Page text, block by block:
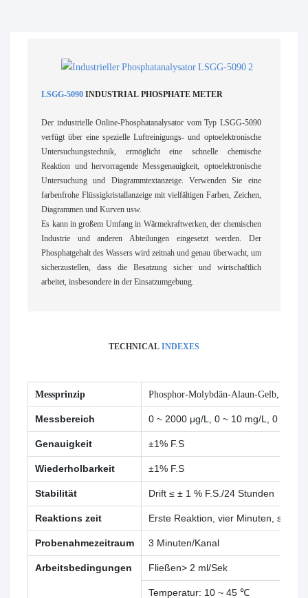
LSGG-5090INDUSTRIAL PHOSPHATE METER
Der industrielle Online-Phosphatanalysator vom Typ LSGG-5090
verfügt über eine spezielle Luftreinigungs- und optoelektronische
Untersuchungstechnik, ermöglicht eine schnelle chemische
Reaktion und hervorragende Messgenauigkeit, optoelektronische
Untersuchung und Diagrammtextanzeige. Verwenden Sie eine
farbenfrohe Flüssigkristallanzeige mit vielfältigen Farben, Zeichen,
Diagrammen und Kurven usw.
Es kann in großem Umfang in Wärmekraftwerken, der chemischen
Industrie und anderen Abteilungen eingesetzt werden. Der
Phosphatgehalt des Wassers wird zeitnah und genau überwacht, um
sicherzustellen, dass die Besatzung sicher und wirtschaftlich
arbeitet, insbesondere in der Einsatzumgebung.
TECHNICAL INDEXES
Messprinzip Phosphor-Molybdän-Alaun-Gelb,
Messbereich 0 ~ 2000 μg/L, 0 ~ 10 mg/L, 0 ~
Genauigkeit ±1% F.S
Wiederholbarkeit ±1% F.S
Stabilität Drift ≤ ± 1 % F.S./24 Stunden
Reaktions zeit Erste Reaktion, vier Minuten,
Probenahmezeitraum 3 Minuten/Kanal
Arbeitsbedingungen Fließen> 2 ml/Sek
Temperatur: 10 ~ 45 ℃